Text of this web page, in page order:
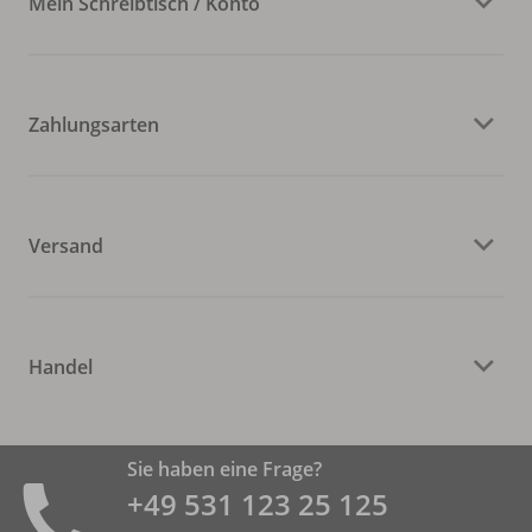
Zahlungsarten
Versand
Handel
Sie haben eine Frage?
+49 531 ­123 25 125